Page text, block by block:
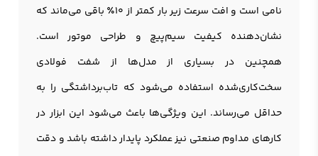
نامی است و افت سرعت زیر بار کمتر از 10٪ باقی می‌ماند که
نشان‌دهنده کیفیت سیم‌پیچ و طراحی موتور است.
همچنین در بسیاری از مدل‌ها از شفت فولادی
سخت‌کاری‌شده استفاده می‌شود که تاب‌برداشتگی را به
حداقل می‌رساند. این ویژگی‌ها باعث می‌شود این ابزار در
کارهای مداوم صنعتی نیز عملکرد پایدار داشته باشد و دقت